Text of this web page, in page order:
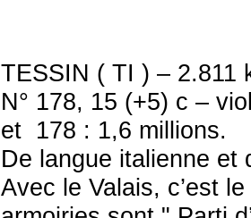
TESSIN ( TI ) – 2.811
N° 178, 15 (+5) c –
et 178 : 1,6 millions.
De langue italienne et
Avec le Valais, c’est